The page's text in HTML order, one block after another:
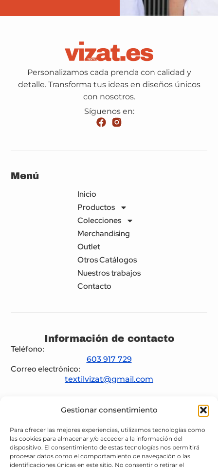
Gestionar consentimiento
Para ofrecer las mejores experiencias, utilizamos tecnologías como
las cookies para almacenar y/o acceder a la información del
dispositivo. El consentimiento de estas tecnologías nos permitirá
procesar datos como el comportamiento de navegación o las
identificaciones únicas en este sitio. No consentir o retirar el
Personalizamos cada prenda con calidad y
detalle. Transforma tus ideas en diseños únicos
con nosotros.
Síguenos en:
Menú
Inicio
Productos
Colecciones
Merchandising
Outlet
Otros Catálogos
Nuestros trabajos
Contacto
Información de contacto
Teléfono:
603 917 729
Correo electrónico:
textilvizat@gmail.com
Legal
Aviso legal
Política de privacidad